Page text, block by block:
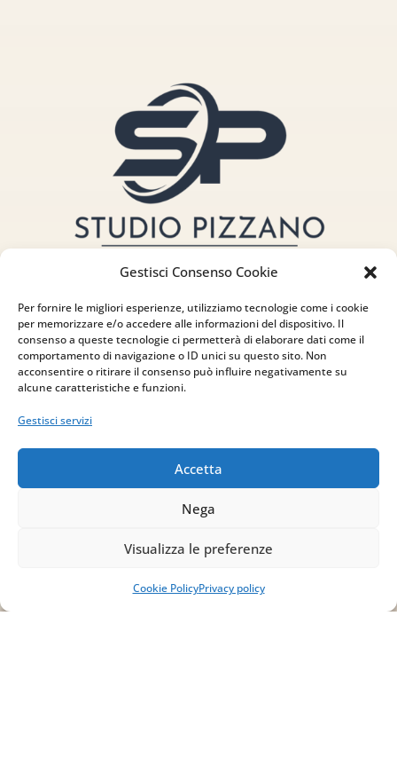
Gestisci Consenso Cookie
Per fornire le migliori esperienze, utilizziamo tecnologie come i cookie
per memorizzare e/o accedere alle informazioni del dispositivo. Il
consenso a queste tecnologie ci permetterà di elaborare dati come il
comportamento di navigazione o ID unici su questo sito. Non
acconsentire o ritirare il consenso può influire negativamente su
alcune caratteristiche e funzioni.
Gestisci servizi
Accetta
Nega
Visualizza le preferenze
Cookie PolicyPrivacy policy
Indirizzo
83030 Venticano (AV)
info@studiopizzano.it
IT02754810642